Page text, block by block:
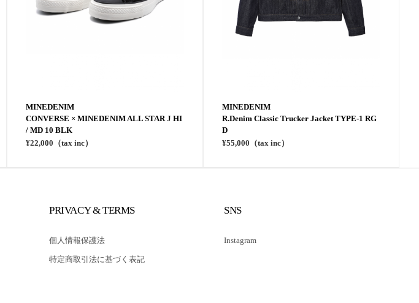
MINEDENIM
CONVERSE × MINEDENIM ALL STAR J HI
/ MD 10 BLK
¥22,000（tax inc）
MINEDENIM
R.Denim Classic Trucker Jacket TYPE-1 RG
D
¥55,000（tax inc）
PRIVACY & TERMS
個人情報保護法
特定商取引法に基づく表記
SNS
Instagram